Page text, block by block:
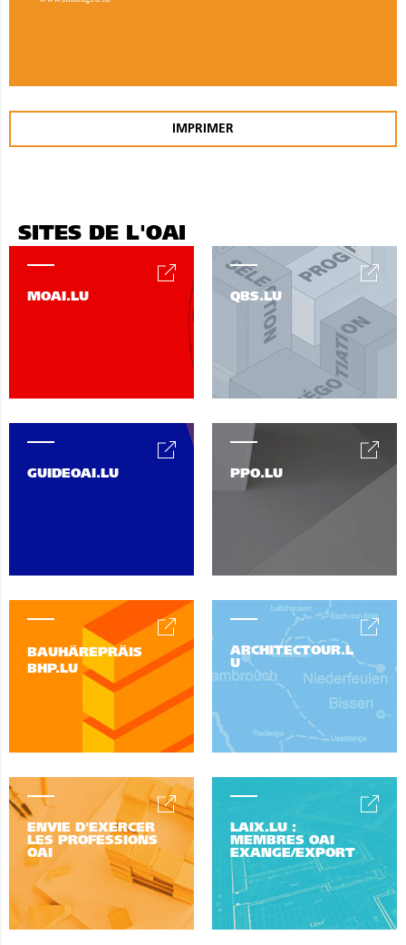
IMPRIMER
SITES DE L'OAI
MOAI.LU QBS.LU
PPO.LU
GUIDEOAI.LU
BAUHÄREPRÄIS
BHP.LU
ARCHITECTOUR.L
U
ENVIE D'EXERCER
LES PROFESSIONS
OAI
LAIX.LU :
MEMBRES OAI
EXANGE/EXPORT